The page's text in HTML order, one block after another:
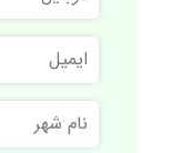
ایمیل
نام
شهر